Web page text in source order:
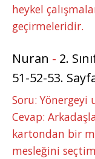
heykel
geçirmeleridir.
Nuran - 2.
51-52-53.
Soru: Yönergeyi
Cevap:
kartondan bir
mesleğini